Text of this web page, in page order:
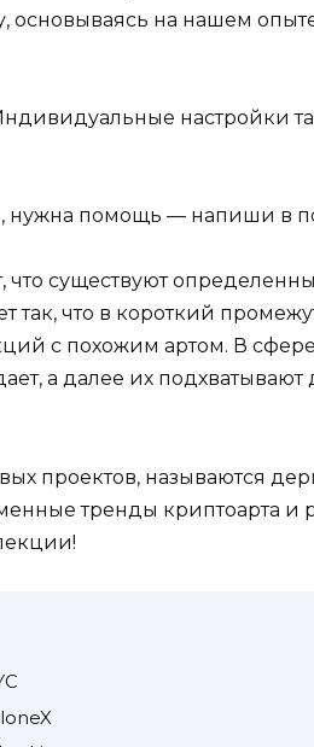
основываясь на нашем
настройки
нужна помощь — напиши в
что существуют
так, что в короткий
с похожим артом. В сфере
а далее их
проектов, называются
тренды криптоарта и